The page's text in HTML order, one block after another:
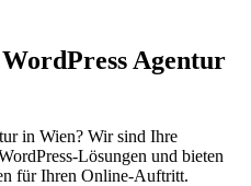
Agentur
in Wien? Wir sind Ihre
Lösungen und bieten
für Ihren Online-Auftritt.